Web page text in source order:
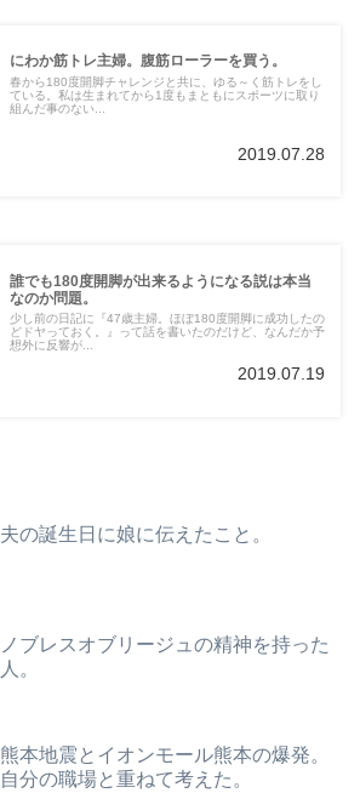
にわか筋トレ主婦。腹筋ローラーを買う。
春から180度開脚チャレンジと共に、ゆる～く筋トレをし
ている。私は生まれてから1度もまともにスポーツに取り
組んだ事のない...
2019.07.28
誰でも180度開脚が出来るようになる説は本当
なのか問題。
少し前の日記に『47歳主婦。ほぼ180度開脚に成功したの
どドヤっておく。』って話を書いたのだけど、なんだか予
想外に反響が...
2019.07.19
夫の誕生日に娘に伝えたこと。
ノブレスオブリージュの精神を持った
人。
熊本地震とイオンモール熊本の爆発。
自分の職場と重ねて考えた。